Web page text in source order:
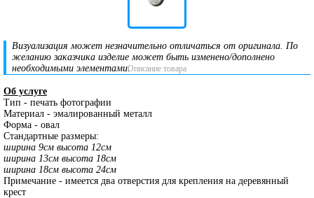
Визуализация может незначительно отличаться от оригинала. По
желанию заказчика изделие может быть изменено/дополнено
необходимыми элементами.Описание товара
Об услуге
Тип - печать фотографии
Материал - эмалированный металл
Форма - овал
Стандартные размеры:
ширина 9см высота 12см
ширина 13см высота 18см
ширина 18см высота 24см
Примечание - имеется два отверстия для крепления на деревянный
крест